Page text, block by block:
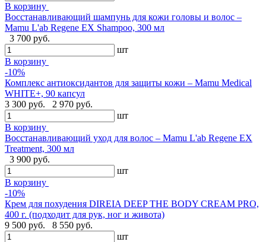
В корзину
Восстанавливающий шампунь для кожи головы и волос –
Mamu L'ab Regene EX Shampoo, 300 мл
3 700 руб.
шт
В корзину
-10%
Комплекс антиоксидантов для защиты кожи – Mamu Medical
WHITE+, 90 капсул
3 300 руб.
2 970 руб.
шт
В корзину
Восстанавливающий уход для волос – Mamu L'ab Regene EX
Treatment, 300 мл
3 900 руб.
шт
В корзину
-10%
Крем для похудения DIREIA DEEP THE BODY CREAM PRO,
400 г. (подходит для рук, ног и живота)
9 500 руб.
8 550 руб.
шт